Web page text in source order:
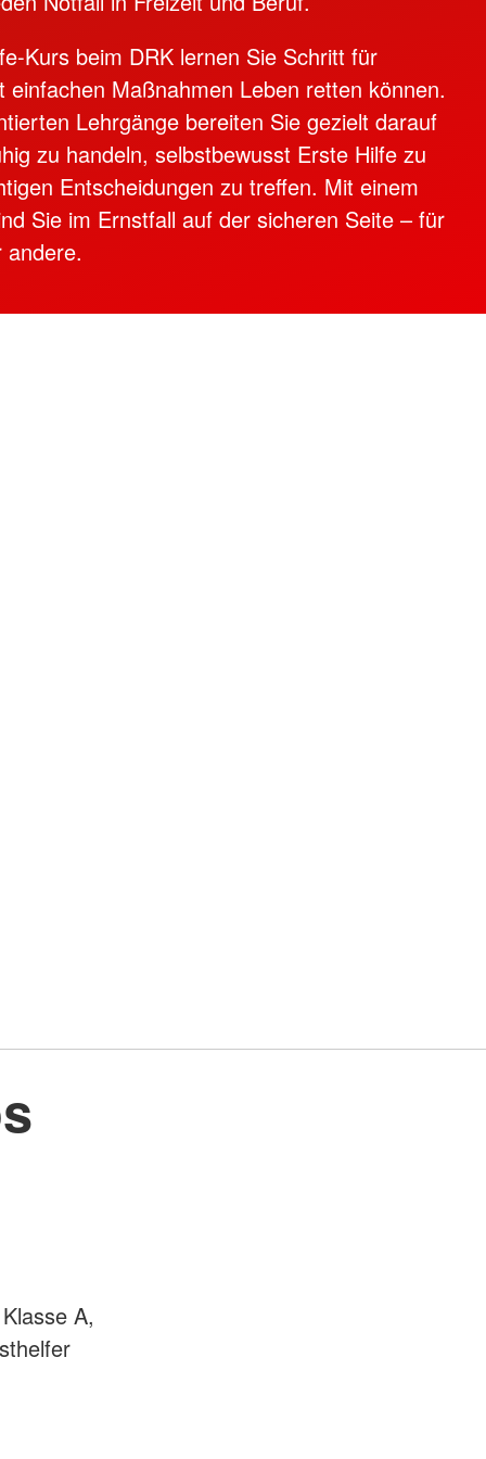
Anträge
Dienst
Dienst
Blutspendetermine
Bereitschaften
Schnelleinsatzgruppe
Das DRK
Gesamtübersicht
Grundsätze
DRK Leitbild
Kurs beim DRK lernen Sie Schritt für
einfachen Maßnahmen Leben retten können.
Lehrgänge bereiten Sie gezielt darauf
zu handeln, selbstbewusst Erste Hilfe zu
Entscheidungen zu treffen. Mit einem
Sie im Ernstfall auf der sicheren Seite – für
A,